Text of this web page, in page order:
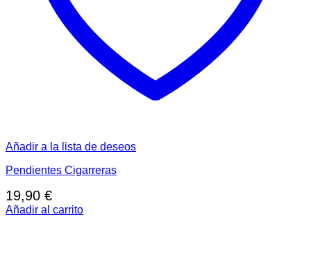
Añadir a la lista de deseos
Pendientes Cigarreras
19,90 €
Añadir al carrito